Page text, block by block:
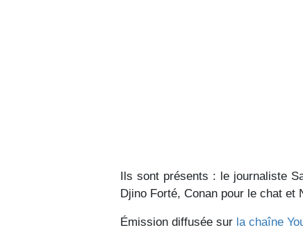
Ils sont présents : le journaliste
Djino Forté, Conan pour le chat et
Émission diffusée sur la chaîne